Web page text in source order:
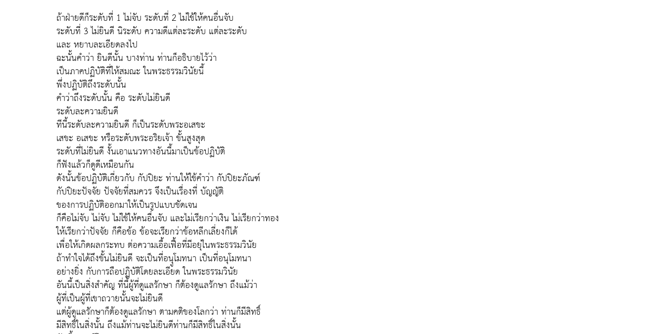
ถ้าฝ่ายดีก็ระดับที่ 1 ไม่จับ ระดับที่ 2 ไม่ใช้ให้คนอื่นจับ
ระดับที่ 3 ไม่ยินดี นิระดับ ความดีแต่ละระดับ แต่ละระดับ
และ หยาบละเอียดลงไป
ฉะนั้นคำว่า ยินดีนั้น บางท่าน ท่านก็อธิบายไว้ว่า
เป็นภาคปฏิบัติที่ให้สมณะ ในพระธรรมวินัยนี้
พึ่งปฏิบัติถึงระดับนั้น
คำว่าถึงระดับนั้น คือ ระดับไม่ยินดี
ระดับละความยินดี
ทีนี้ระดับละความยินดี ก็เป็นระดับพระอเสขะ
เสขะ อเสขะ หรือระดับพระอริยเจ้า ขั้นสูงสุด
ระดับที่ไม่ยินดี งั้นเอาแนวทางอันนี้มาเป็นข้อปฏิบัติ
ก็ฟังแล้วก็ดูดีเหมือนกัน
ดังนั้นข้อปฏิบัติเกี่ยวกับ กัปปิยะ ท่านให้ใช้คำว่า กัปปิยะภัณฑ์
กัปปิยะปัจจัย ปัจจัยที่สมควร จึงเป็นเรื่องที่ บัญญัติ
ของการปฏิบัติออกมาให้เป็นรูปแบบชัดเจน
ก็คือไม่จับ ไม่จับ ไม่ใช้ให้คนอื่นจับ และไม่เรียกว่าเงิน ไม่เรียกว่าทอง
ให้เรียกว่าปัจจัย ก็คือข้อ ข้อจะเรียกว่าข้อหลีกเลี่ยงก็ได้
เพื่อให้เกิดผลกระทบ ต่อความเอื้อเฟื้อที่มีอยุ่ในพระธรรมวินัย
ถ้าทำใจได้ถึงขั้นไม่ยินดี จะเป็นที่อนุูโมทนา เป็นที่อนุโมทนา
อย่างยิ่ง กับการถือปฏิบัติโดยละเอียด ในพระธรรมวินัย
อันนี้เป็นสิ่งสำคัญ ที่นี้ผู้ที่ดูแลรักษา ก็ต้องดูแลรักษา ถึงแม้ว่า
ผู้ที่เป็นผู้ที่เขาถวายนั้นจะไม่ยินดี
แต่ผู้ดูแลรักษาก็ต้องดูแลรักษา ตามคติของโลกว่า ท่านก็มีสิทธิ์
มีสิทธิ์ในสิ่งนั้น ถึงแม้ท่านจะไม่ยินดีท่านก็มีสิทธิ์ในสิ่งนั้น